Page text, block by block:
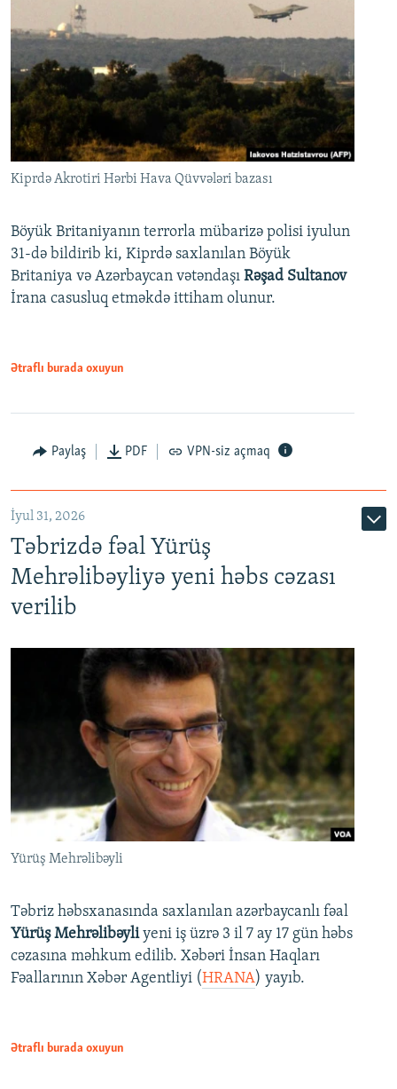
Kiprdə Akrotiri Hərbi Hava Qüvvələri bazası
Böyük Britaniyanın terrorla mübarizə polisi iyulun
31-də bildirib ki, Kiprdə saxlanılan Böyük
Britaniya və Azərbaycan vətəndaşı Rəşad Sultanov
İrana casusluq etməkdə ittiham olunur.
Ətraflı burada oxuyun
Paylaş PDF VPN-siz açmaq
İyul 31, 2026
Təbrizdə fəal Yürüş
Mehrəlibəyliyə yeni həbs cəzası
verilib
Yürüş Mehrəlibəyli
Təbriz həbsxanasında saxlanılan azərbaycanlı fəal
Yürüş Mehrəlibəyliyeni iş üzrə 3 il 7 ay 17 gün həbs
cəzasına məhkum edilib. Xəbəri İnsan Haqları
Fəallarının Xəbər Agentliyi (HRANA) yayıb.
Ətraflı burada oxuyun